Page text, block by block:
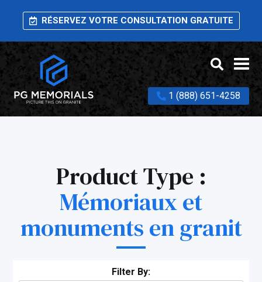
RÉSERVEZ VOTRE CONSULTATION GRATUITE
1 (888) 651-4258
Product Type :
Mémoriaux et
monuments en granit